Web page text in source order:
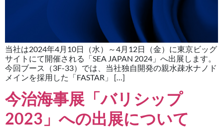
当社は2024年4月10日（水）～4月12日（金）に東京ビッグ
サイトにて開催される「SEA JAPAN 2024」へ出展します。
今回ブース（3F-33）では、当社独自開発の親水疎水ナノド
メインを採用した「FASTAR」 […]
今治海事展「バリシップ
2023」への出展について